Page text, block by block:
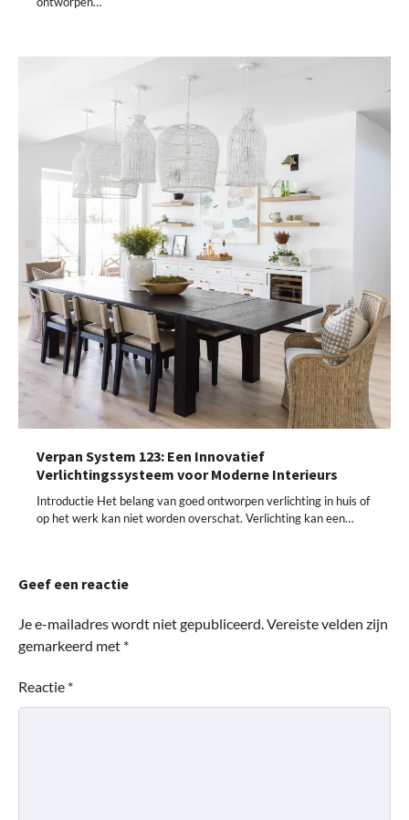
Verpan System 123: Een Innovatief
Verlichtingssysteem voor Moderne Interieurs
Introductie Het belang van goed ontworpen verlichting in huis of
op het werk kan niet worden overschat. Verlichting kan een…
Geef een reactie
Je e-mailadres wordt niet gepubliceerd.Vereiste velden zijn
gemarkeerd met *
Reactie *